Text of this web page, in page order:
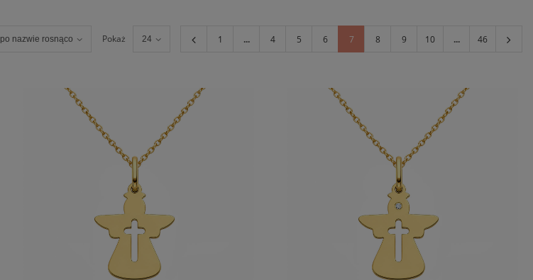
po nazwie rosnąco Pokaż 24 1 ... 4 5 6 7 8 9 10 ... 46